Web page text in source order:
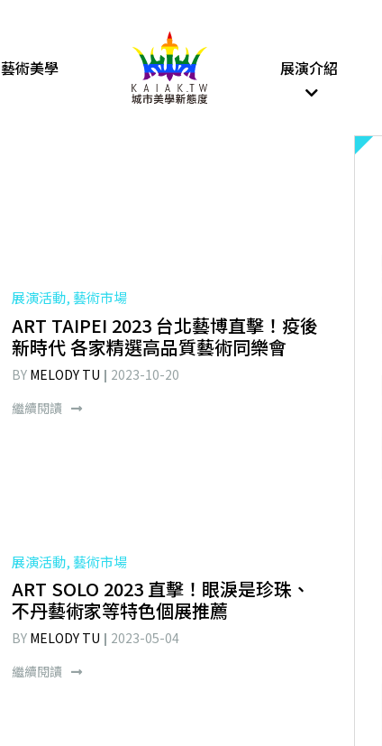
藝術美學 展演介紹
展演活動, 藝術市場
ART TAIPEI 2023 台北藝博直擊！疫後
新時代 各家精選高品質藝術同樂會
BY MELODY TU
2023-10-20
繼續閱讀
展演活動, 藝術市場
ART SOLO 2023 直擊！眼淚是珍珠、
不丹藝術家等特色個展推薦
BY MELODY TU
2023-05-04
繼續閱讀